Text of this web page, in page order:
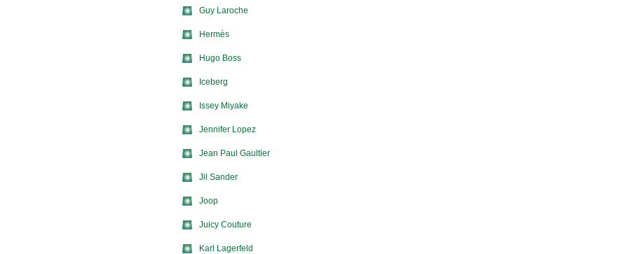
Guy Laroche
Hermès
Hugo Boss
Iceberg
Issey Miyake
Jennifer Lopez
Jean Paul Gaultier
Jil Sander
Joop
Juicy Couture
Karl Lagerfeld